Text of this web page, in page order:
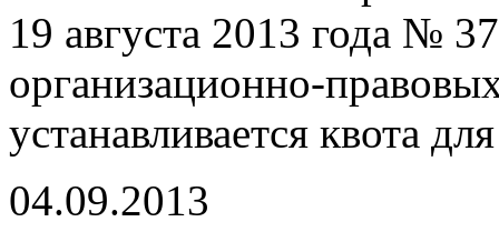
19 августа 2013 года №
организационно-
устанавливается квота
04.09.2013